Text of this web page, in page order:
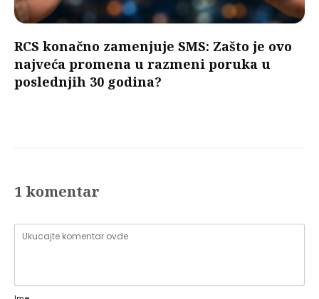
RCS konačno zamenjuje SMS: Zašto je ovo
najveća promena u razmeni poruka u
poslednjih 30 godina?
1 komentar